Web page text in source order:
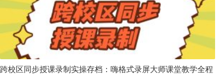
跨校区同步授课录制实操存档：嗨格式录屏大师课堂教学全程